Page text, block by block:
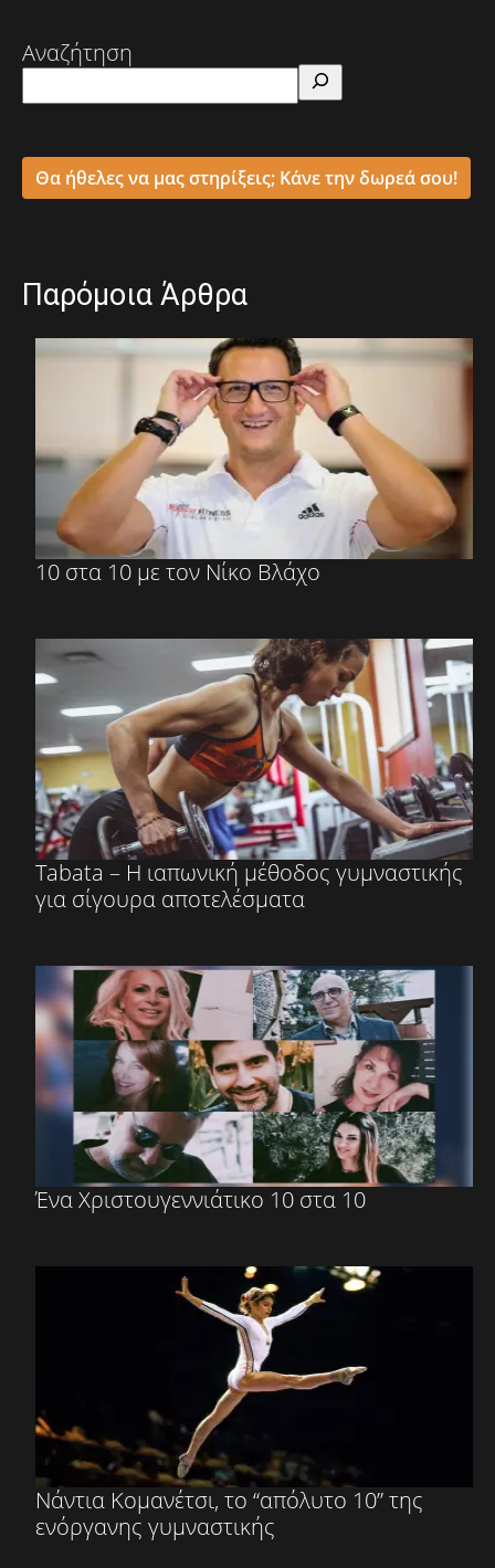
Αναζήτηση
Θα ήθελες να μας στηρίξεις; Κάνε την δωρεά σου!
Παρόμοια Άρθρα
10 στα 10 με τον Νίκο Βλάχο
Tabata – Η ιαπωνική μέθοδος γυμναστικής
για σίγουρα αποτελέσματα
Ένα Χριστουγεννιάτικο 10 στα 10
Νάντια Κομανέτσι, το “απόλυτο 10” της
ενόργανης γυμναστικής